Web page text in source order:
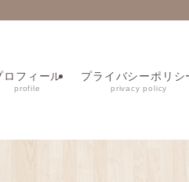
ロフィール
profile
プライバシーポリシ
privacy policy